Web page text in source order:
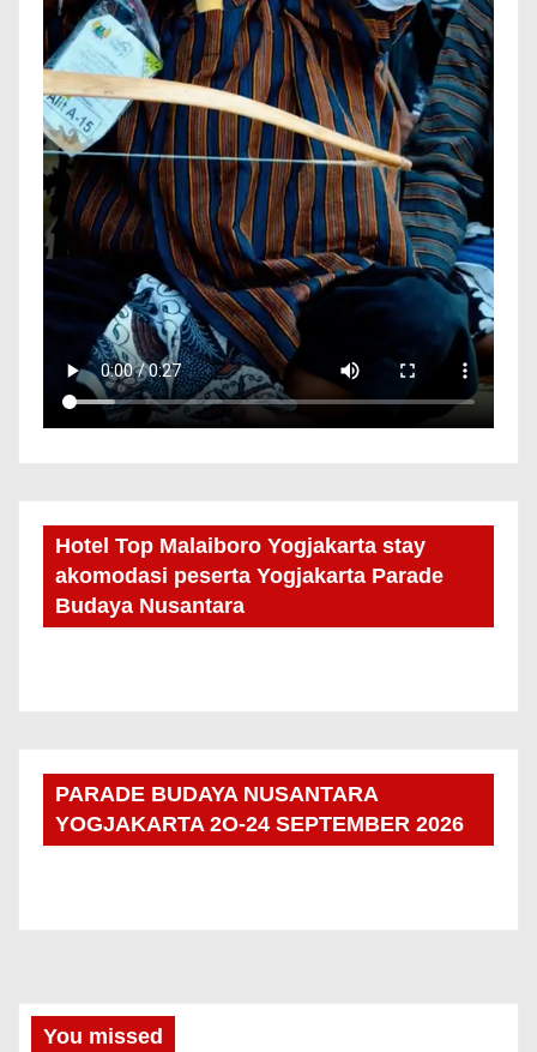
Hotel Top Malaiboro Yogjakarta stay
akomodasi peserta Yogjakarta Parade
Budaya Nusantara
PARADE BUDAYA NUSANTARA
YOGJAKARTA 2O-24 SEPTEMBER 2026
You missed